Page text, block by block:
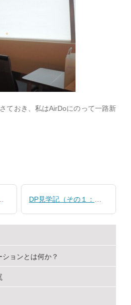
ておき、私はAirDoにのって一路新
ョンとは何か？